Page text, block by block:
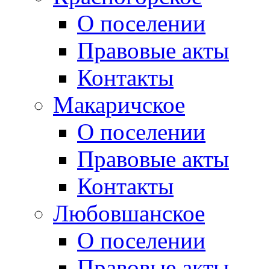
О поселении
Правовые акты
Контакты
Макаричское
О поселении
Правовые акты
Контакты
Любовшанское
О поселении